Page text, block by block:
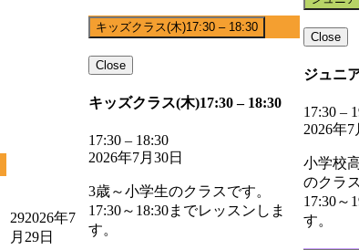
292026年7
月29日
キッズクラス(木)17:30 – 18:30
Close
キッズクラス(木)17:30 – 18:30
17:30 – 18:30
2026年7月30日
3歳～小学生のクラスです。
17:30～18:30までレッスンしま
す。
Close
ジュニ
17:30 –
2026年7
小学校
のクラ
17:30～
す。